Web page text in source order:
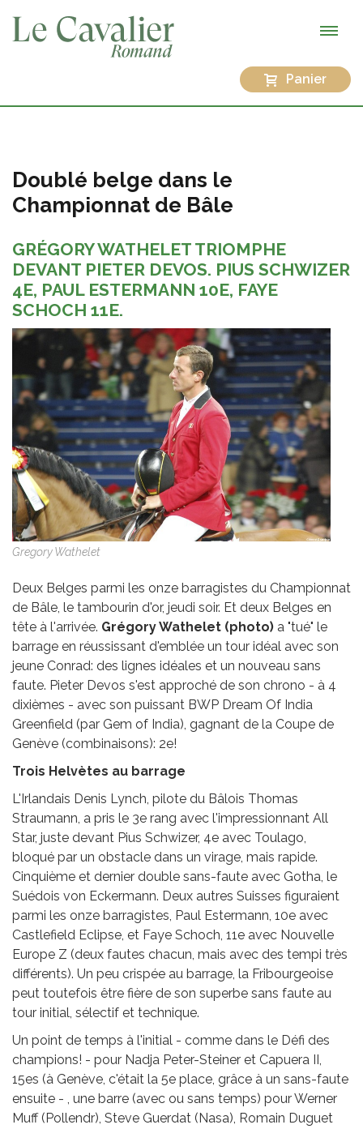
Panier
Doublé belge dans le
Championnat de Bâle
GRÉGORY WATHELET TRIOMPHE
DEVANT PIETER DEVOS. PIUS SCHWIZER
4E, PAUL ESTERMANN 10E, FAYE
SCHOCH 11E.
Gregory Wathelet
Deux Belges parmi les onze barragistes du Championnat
de Bâle, le tambourin d'or, jeudi soir. Et deux Belges en
tête à l'arrivée. Grégory Wathelet (photo) a "tué" le
barrage en réussissant d'emblée un tour idéal avec son
jeune Conrad: des lignes idéales et un nouveau sans
faute. Pieter Devos s'est approché de son chrono - à 4
dixièmes - avec son puissant BWP Dream Of India
Greenfield (par Gem of India), gagnant de la Coupe de
Genève (combinaisons): 2e!
Trois Helvètes au barrage
L'Irlandais Denis Lynch, pilote du Bâlois Thomas
Straumann, a pris le 3e rang avec l'impressionnant All
Star, juste devant Pius Schwizer, 4e avec Toulago,
bloqué par un obstacle dans un virage, mais rapide.
Cinquième et dernier double sans-faute avec Gotha, le
Suédois von Eckermann. Deux autres Suisses figuraient
parmi les onze barragistes, Paul Estermann, 10e avec
Castlefield Eclipse, et Faye Schoch, 11e avec Nouvelle
Europe Z (deux fautes chacun, mais avec des tempi très
différents). Un peu crispée au barrage, la Fribourgeoise
peut toutefois être fière de son superbe sans faute au
tour initial, sélectif et technique.
Un point de temps à l'initial - comme dans le Défi des
champions! - pour Nadja Peter-Steiner et Capuera II,
15es (à Genève, c'était la 5e place, grâce à un sans-faute
ensuite - , une barre (avec ou sans temps) pour Werner
Muff (Pollendr), Steve Guerdat (Nasa), Romain Duguet